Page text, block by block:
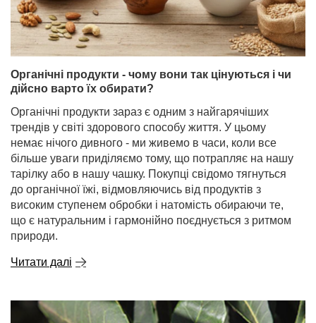
Органічні продукти - чому вони так цінуються і чи
дійсно варто їх обирати?
Органічні продукти зараз є одним з найгарячіших
трендів у світі здорового способу життя. У цьому
немає нічого дивного - ми живемо в часи, коли все
більше уваги приділяємо тому, що потрапляє на нашу
тарілку або в нашу чашку. Покупці свідомо тягнуться
до органічної їжі, відмовляючись від продуктів з
високим ступенем обробки і натомість обираючи те,
що є натуральним і гармонійно поєднується з ритмом
природи.
Читати далі